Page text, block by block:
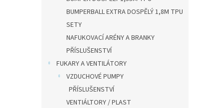
BUMPERBALL EXTRA DOSPĚLÝ 1,8M TPU
SETY
NAFUKOVACÍ ARÉNY A BRANKY
PŘÍSLUŠENSTVÍ
FUKARY A VENTILÁTORY
VZDUCHOVÉ PUMPY
PŘÍSLUŠENSTVÍ
VENTIÁLTORY / PLAST